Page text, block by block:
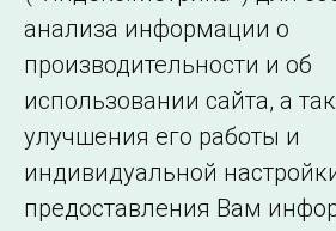
← Все публикации
©2005–2026 АО «СО ЕЭС»
анализа информации о
производительности и об
использовании сайта, а
улучшения его работы и
индивидуальной
предоставления Вам